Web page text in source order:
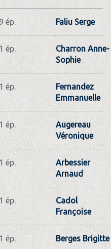
9 ép. Faliu Serge
1 ép.
Charron Anne-
Sophie
1 ép.
Fernandez
Emmanuelle
1 ép.
Augereau
Véronique
1 ép.
Arbessier
Arnaud
1 ép.
Cadol
Françoise
1 ép. Berges Brigitte